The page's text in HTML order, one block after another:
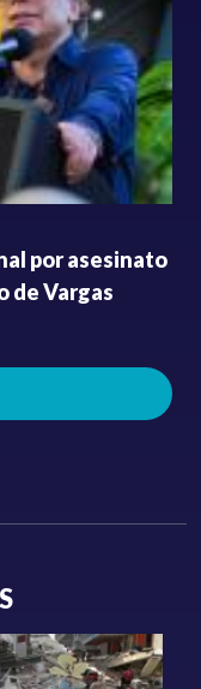
por asesinato
de Vargas